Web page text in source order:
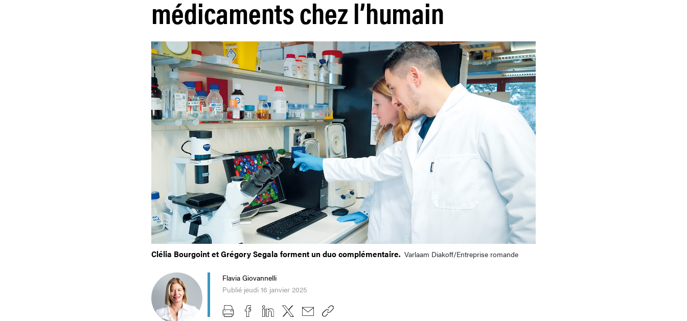
médicaments chez l’humain
Clélia Bourgoint et Grégory Segala forment un duo complémentaire. Varlaam Diakoff/Entreprise romande
Flavia Giovannelli
Publié jeudi 16 janvier 2025